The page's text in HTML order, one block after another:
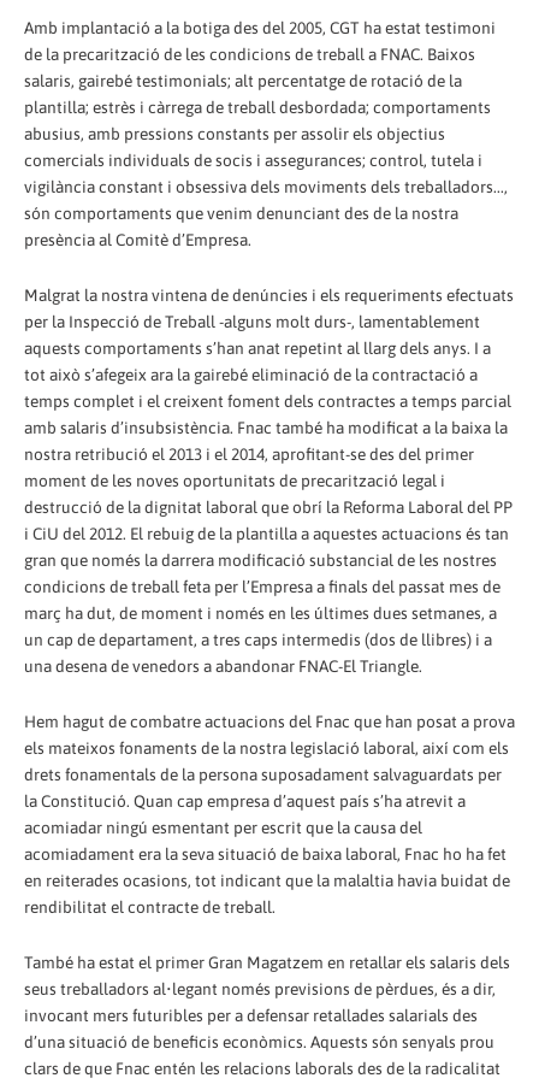
Amb implantació a la botiga des del 2005, CGT ha estat testimoni
de la precarització de les condicions de treball a FNAC. Baixos
salaris, gairebé testimonials; alt percentatge de rotació de la
plantilla; estrès i càrrega de treball desbordada; comportaments
abusius, amb pressions constants per assolir els objectius
comercials individuals de socis i assegurances; control, tutela i
vigilància constant i obsessiva dels moviments dels treballadors...,
són comportaments que venim denunciant des de la nostra
presència al Comitè d’Empresa.
Malgrat la nostra vintena de denúncies i els requeriments efectuats
per la Inspecció de Treball -alguns molt durs-, lamentablement
aquests comportaments s’han anat repetint al llarg dels anys. I a
tot això s’afegeix ara la gairebé eliminació de la contractació a
temps complet i el creixent foment dels contractes a temps parcial
amb salaris d’insubsistència. Fnac també ha modificat a la baixa la
nostra retribució el 2013 i el 2014, aprofitant-se des del primer
moment de les noves oportunitats de precarització legal i
destrucció de la dignitat laboral que obrí la Reforma Laboral del PP
i CiU del 2012. El rebuig de la plantilla a aquestes actuacions és tan
gran que només la darrera modificació substancial de les nostres
condicions de treball feta per l’Empresa a finals del passat mes de
març ha dut, de moment i només en les últimes dues setmanes, a
un cap de departament, a tres caps intermedis (dos de llibres) i a
una desena de venedors a abandonar FNAC-El Triangle.
Hem hagut de combatre actuacions del Fnac que han posat a prova
els mateixos fonaments de la nostra legislació laboral, així com els
drets fonamentals de la persona suposadament salvaguardats per
la Constitució. Quan cap empresa d’aquest país s’ha atrevit a
acomiadar ningú esmentant per escrit que la causa del
acomiadament era la seva situació de baixa laboral, Fnac ho ha fet
en reiterades ocasions, tot indicant que la malaltia havia buidat de
rendibilitat el contracte de treball.
També ha estat el primer Gran Magatzem en retallar els salaris dels
seus treballadors al•legant només previsions de pèrdues, és a dir,
invocant mers futuribles per a defensar retallades salarials des
d’una situació de beneficis econòmics. Aquests són senyals prou
clars de que Fnac entén les relacions laborals des de la radicalitat